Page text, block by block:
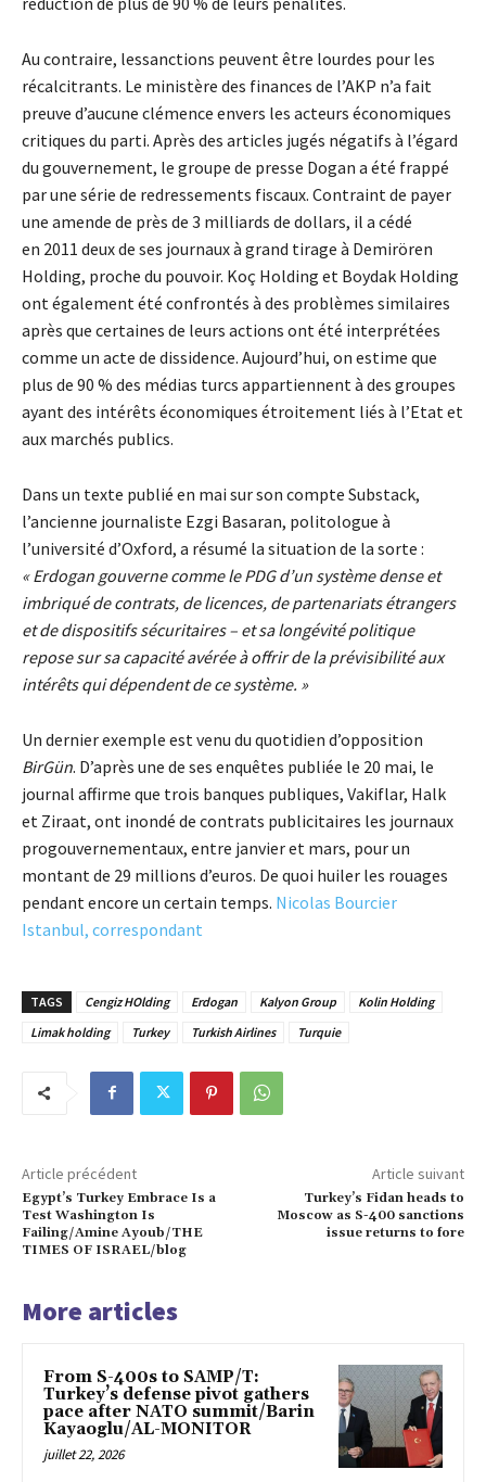
Au contraire, lessanctions peuvent être lourdes pour les
récalcitrants. Le ministère des finances de l’AKP n’a fait
preuve d’aucune clémence envers les acteurs économiques
critiques du parti. Après des articles jugés négatifs à l’égard
du gouvernement, le groupe de presse Dogan a été frappé
par une série de redressements fiscaux. Contraint de payer
une amende de près de 3 milliards de dollars, il a cédé
en 2011 deux de ses journaux à grand tirage à Demirören
Holding, proche du pouvoir. Koç Holding et Boydak Holding
ont également été confrontés à des problèmes similaires
après que certaines de leurs actions ont été interprétées
comme un acte de dissidence. Aujourd’hui, on estime que
plus de 90 % des médias turcs appartiennent à des groupes
ayant des intérêts économiques étroitement liés à l’Etat et
aux marchés publics.
Dans un texte publié en mai sur son compte Substack,
l’ancienne journaliste Ezgi Basaran, politologue à
l’université d’Oxford, a résumé la situation de la sorte :
« Erdogan gouverne comme le PDG d’un système dense et
imbriqué de contrats, de licences, de partenariats étrangers
et de dispositifs sécuritaires – et sa longévité politique
repose sur sa capacité avérée à offrir de la prévisibilité aux
intérêts qui dépendent de ce système. »
Un dernier exemple est venu du quotidien d’opposition
BirGün. D’après une de ses enquêtes publiée le 20 mai, le
journal affirme que trois banques publiques, Vakiflar, Halk
et Ziraat, ont inondé de contrats publicitaires les journaux
progouvernementaux, entre janvier et mars, pour un
montant de 29 millions d’euros. De quoi huiler les rouages
pendant encore un certain temps. Nicolas Bourcier
Istanbul, correspondant
TAGS Cengiz HOlding Erdogan Kalyon Group
Kolin Holding
Limak holding
Turkey Turkish Airlines Turquie
Article précédent
Egypt’s Turkey Embrace Is a
Test Washington Is
Failing/Amine Ayoub/THE
TIMES OF ISRAEL/blog
Article suivant
Turkey’s Fidan heads to
Moscow as S-400 sanctions
issue returns to fore
More articles
From S-400s to SAMP/T:
Turkey’s defense pivot gathers
pace after NATO summit/Barin
Kayaoglu/AL-MONITOR
juillet 22, 2026